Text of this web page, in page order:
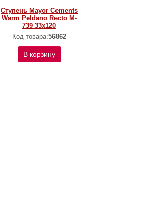
Ступень Mayor Cements
Warm Peldano Recto M-
739 33х120
Код товара:56862
В корзину